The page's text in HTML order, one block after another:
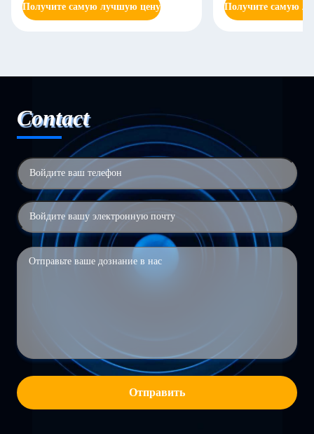
Получите самую лучшую цену
Получите самую
Contact
Отправить